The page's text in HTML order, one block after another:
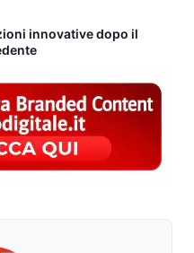
innovative dopo il